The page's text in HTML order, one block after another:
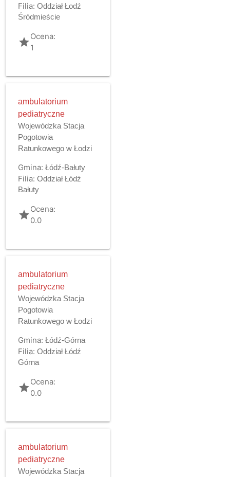
Filia: Oddział Łodź
Śródmieście
gradeOcena:
1
ambulatorium
pediatryczne
Wojewódzka Stacja
Pogotowia
Ratunkowego w Łodzi
Gmina: Łódź-Bałuty
Filia: Oddział Łódź
Bałuty
gradeOcena:
0.0
ambulatorium
pediatryczne
Wojewódzka Stacja
Pogotowia
Ratunkowego w Łodzi
Gmina: Łódź-Górna
Filia: Oddział Łódź
Górna
gradeOcena:
0.0
ambulatorium
pediatryczne
Wojewódzka Stacja